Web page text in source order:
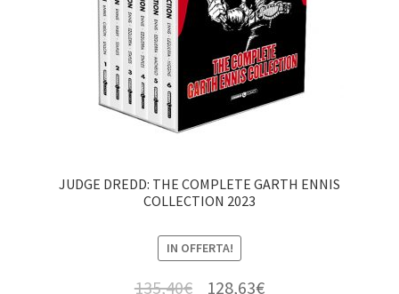
JUDGE DREDD: THE COMPLETE GARTH ENNIS
COLLECTION 2023
IN OFFERTA!
135,40€ 128,63€